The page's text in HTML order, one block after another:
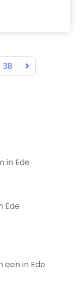
in Ede
Ede
een in Ede
38